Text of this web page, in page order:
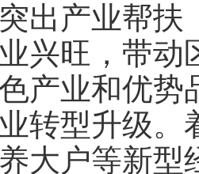
产业帮扶
旺，带动
产业和优势
转型升级
大户等新型